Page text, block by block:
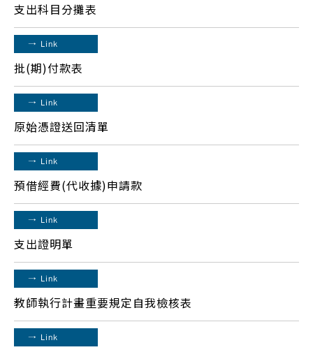
支出科目分攤表
→ Link
批(期)付款表
→ Link
原始憑證送回清單
→ Link
預借經費(代收據)申請款
→ Link
支出證明單
→ Link
教師執行計畫重要規定自我檢核表
→ Link